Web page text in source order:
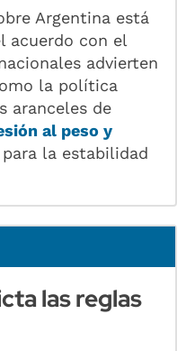
Argentina está
acuerdo con el
advierten
la política
aranceles de
al peso y
la estabilidad
las reglas